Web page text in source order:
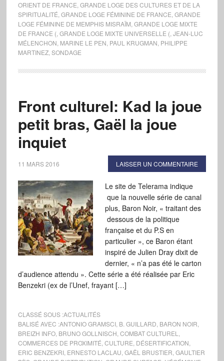
ORIENT DE FRANCE GRANDE LOGE DES CULTURES ET DE LA
SPIRITUALITÉ GRANDE LOGE FÉMININE DE FRANCE GRANDE
LOGE FÉMININE DE MEMPHIS MISRAÏM GRANDE LOGE MIXTE
DE FRANCE (, GRANDE LOGE MIXTE UNIVERSELLE (, JEAN-LUC
MÉLENCHON MARINE LE PEN PAUL KRUGMAN PHILIPPE
MARTINEZ, SONDAGE
Front culturel: Kad la joue
petit bras, Gaël la joue
inquiet
11 MARS 2016 LAISSER UN COMMENTAIRE
Le site de Telerama indique
que la nouvelle série de canal
plus, Baron Noir, « traitant des
dessous de la politique
française et du P.S en
particulier », ce Baron étant
inspiré de Julien Dray dixit de
dernier, « n’a pas été le carton
d’audience attendu ». Cette série a été réalisée par Eric
Benzekri (ex de l’Unef, frayant […]
CLASSÉ SOUS :ACTUALITÉS
BALISÉ AVEC :ANTONIO GRAMSCI, B. GUILLARD BARON NOIR
BREIZH INFO, BRUNO GOLLNISCH COMBAT CULTUREL
COMMERCES DE PROXIMITÉ CULTURE DÉSERTIFICATION
ERIC BENZEKRI, ERNESTO LACLAU GAËL BRUSTIER GAULTIER